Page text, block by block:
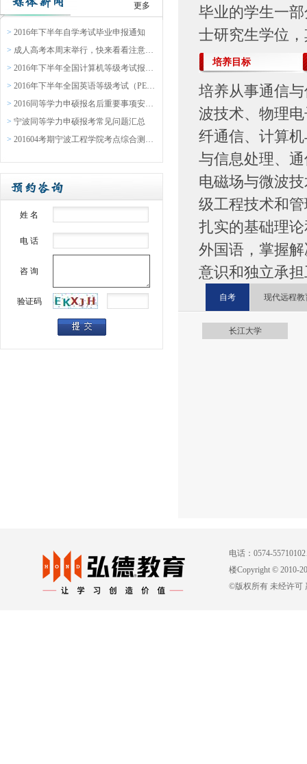
更多
> 2016年下半年自学考试毕业申报通知
> 成人高考本周末举行，快来看看注意事项吧
> 2016年下半年全国计算机等级考试报名通告
> 2016年下半年全国英语等级考试（PETS）报名通知
> 2016同等学力申硕报名后重要事项安排表
> 宁波同等学力申硕报考常见问题汇总
> 201604考期宁波工程学院考点综合测验缴费通知
姓 名
电 话
咨 询
验证码
毕业的学生一
士研究生学位
培养目标
培养从事通信
波技术、物理
纤通信、计算
与信息处理、
电磁场与微波
级工程技术和
扎实的基础理
外国语，掌握
意识和独立承
自考 现代远程教
长江大学
电话：0574-
楼Copyright © 2010-
©版权所有 未经许